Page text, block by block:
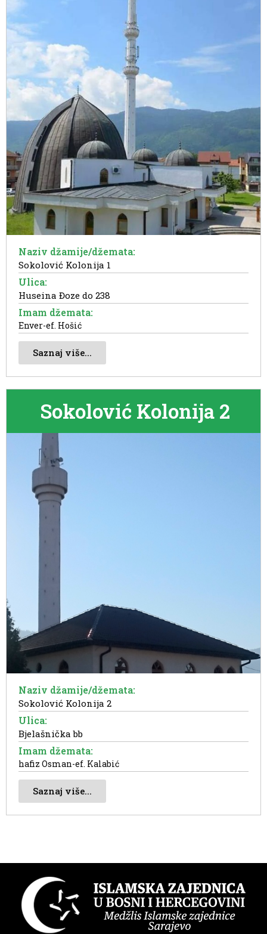
Naziv džamije/džemata:
Sokolović Kolonija 1
Ulica:
Huseina Đoze do 238
Imam džemata:
Enver-ef. Hošić
Saznaj više...
Sokolović Kolonija 2
Naziv džamije/džemata:
Sokolović Kolonija 2
Ulica:
Bjelašnička bb
Imam džemata:
hafiz Osman-ef. Kalabić
Saznaj više...